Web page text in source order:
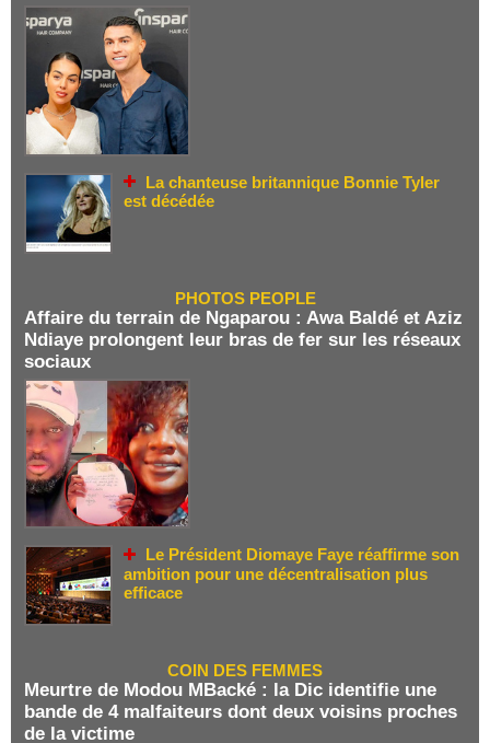
La chanteuse britannique Bonnie Tyler
est décédée
PHOTOS PEOPLE
Affaire du terrain de Ngaparou : Awa Baldé et Aziz
Ndiaye prolongent leur bras de fer sur les réseaux
sociaux
Le Président Diomaye Faye réaffirme son
ambition pour une décentralisation plus
efficace
COIN DES FEMMES
Meurtre de Modou MBacké : la Dic identifie une
bande de 4 malfaiteurs dont deux voisins proches
de la victime